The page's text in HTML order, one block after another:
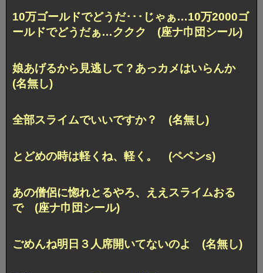
10万ゴールドでどうだ･･･ じゃぁ…10万2000ゴ
ールドでどうだぁ…ククク (座ナ巾団シール)
娘あげるから見逃して？あっカメはいらんか
(名無し)
全部スライムでいいですか？ (名無し)
とどめの時は軽くね、軽く。 (ペペンs)
あの僧侶に惚れとるやろ、ええスライムおる
で (座ナ巾団シール)
ごめんね明日３人席開いてないのよ (名無し)